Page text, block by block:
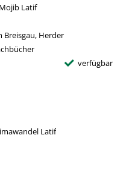
Mojib Latif
Breisgau, Herder
verfügbar
Latif